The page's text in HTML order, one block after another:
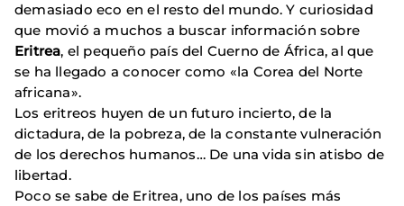
demasiado eco en el resto del mundo. Y curiosidad
que movió a muchos a buscar información sobre
Eritrea, el pequeño país del Cuerno de África, al que
se ha llegado a conocer como «la Corea del Norte
africana».
Los eritreos huyen de un futuro incierto, de la
dictadura, de la pobreza, de la constante vulneración
de los derechos humanos… De una vida sin atisbo de
libertad.
Poco se sabe de Eritrea, uno de los países más